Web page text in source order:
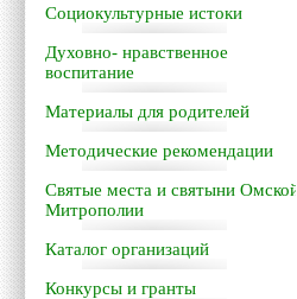
Социокультурные истоки
Духовно- нравственное
воспитание
Материалы для родителей
Методические рекомендации
Святые места и святыни Омской
Митрополии
Каталог организаций
Конкурсы и гранты